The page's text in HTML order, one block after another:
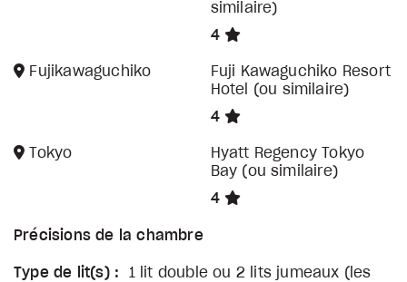
similaire)
4
Fujikawaguchiko
Fuji Kawaguchiko Resort
Hotel (ou similaire)
4
Tokyo
Hyatt Regency Tokyo
Bay (ou similaire)
4
Précisions de la chambre
Type de lit(s) :
1 lit double ou 2 lits jumeaux (les